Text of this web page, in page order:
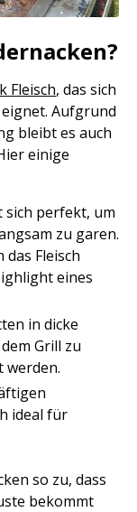
Fleisch, das sich
Aufgrund
bleibt es auch
einige
sich perfekt, um
zu garen.
Fleisch
eines
in dicke
Grill zu
werden.
ideal für
so zu, dass
bekommt